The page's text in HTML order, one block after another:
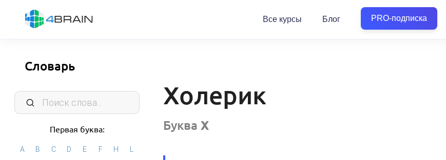
Все курсы Блог PRO-подписка
Словарь
Первая буква:
A B C D E F H
L
Холерик
БукваХ